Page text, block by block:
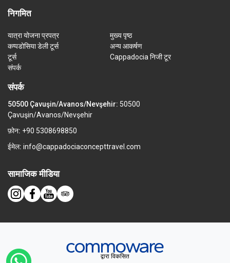
निगमित
यात्रा योजना प्रपत्र
मुख्य पृष्ठ
कप्पडोसिया डेली टूर्स
अन्य आकर्षण
टूर्स
Cappadocia निजी टूर
संपर्क
संपर्क
50500 Çavuşin/Avanos/Nevşehir: 50500
Çavuşin/Avanos/Nevşehir
फ़ोन: +90 5308698850
ईमेल: info@cappadociaconcepttravel.com
सामाजिक मीडिया
द्वारा विकसित